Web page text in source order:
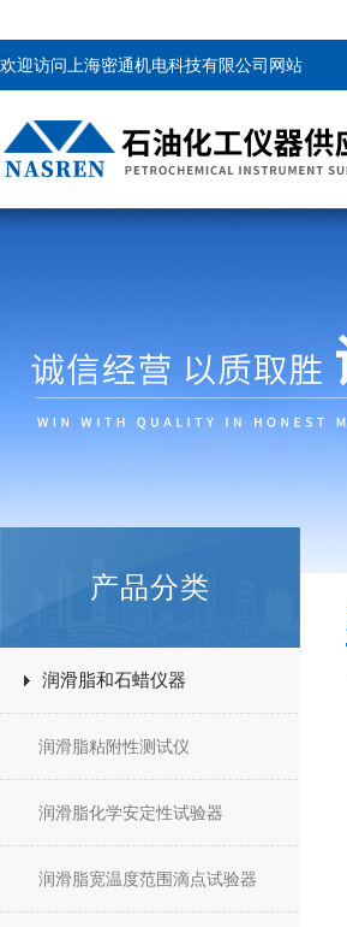
欢迎访问上海密通机电科技有限公司网站
产品分类
润滑脂和石蜡仪器
润滑脂粘附性测试仪
润滑脂化学安定性试验器
润滑脂宽温度范围滴点试验器